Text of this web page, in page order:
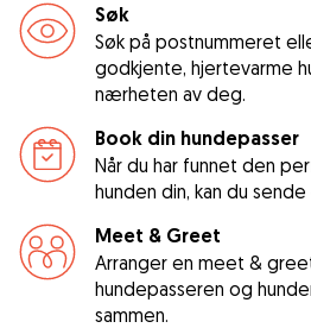
Søk
Søk på postnummeret
godkjente, hjertevarme
nærheten av deg.
Book din hundepasser
Når du har funnet den
hunden din, kan du
Meet & Greet
Arranger en meet &
hundepasseren og
sammen.